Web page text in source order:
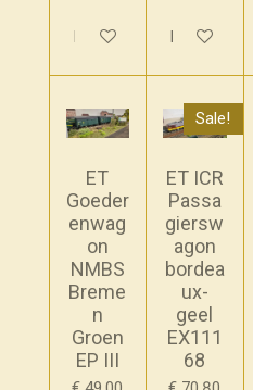
In winkelwagenIn
ET
Goeder
enwag
on
NMBS
Breme
n
Groen
EP III
Sale!
ET ICR
Passa
giersw
agon
bordea
ux-
geel
EX111
68